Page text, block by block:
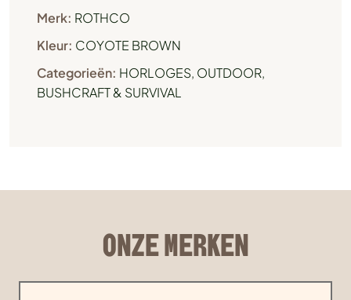
Merk: ROTHCO
Kleur: COYOTE BROWN
Categorieën: HORLOGES, OUTDOOR,
BUSHCRAFT & SURVIVAL
ONZE MERKEN